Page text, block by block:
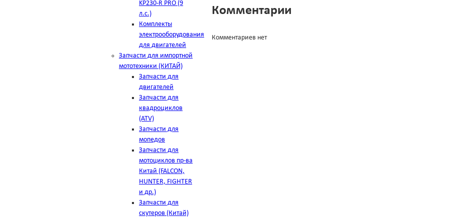
KP230-R PRO (9
л.с.)
Комплекты
электрооборудования
для двигателей
Запчасти для импортной
мототехники (КИТАЙ)
Запчасти для
двигателей
Запчасти для
квадроциклов
(ATV)
Запчасти для
мопедов
Запчасти для
мотоциклов пр-ва
Китай (FALCON,
HUNTER, FIGHTER
и др.)
Запчасти для
скутеров (Китай)
Комментарии
Комментариев нет